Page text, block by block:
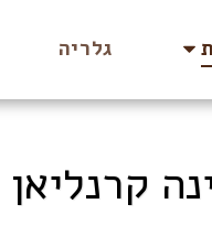
גלריה
קרנליאן